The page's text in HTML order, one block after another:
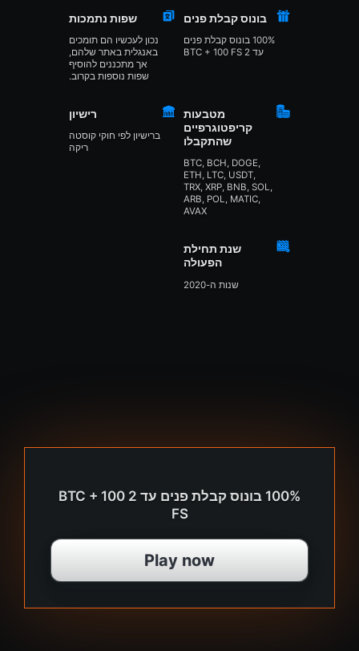
בונוס קבלת פנים
100% בונוס קבלת פנים
עד 2 BTC + 100 FS
שפות נתמכות
נכון לעכשיו הם תומכים
באנגלית באתר שלהם,
אך מתכננים להוסיף
שפות נוספות בקרוב.
מטבעות
קריפטוגרפיים
שהתקבלו
BTC, BCH, DOGE,
ETH, LTC, USDT,
TRX, XRP, BNB, SOL,
ARB, POL, MATIC,
AVAX
רישיון
ברישיון לפי חוקי קוסטה
ריקה
שנת תחילת
הפעולה
שנות ה-2020
100% בונוס קבלת פנים עד 2 BTC + 100
FS
Play now